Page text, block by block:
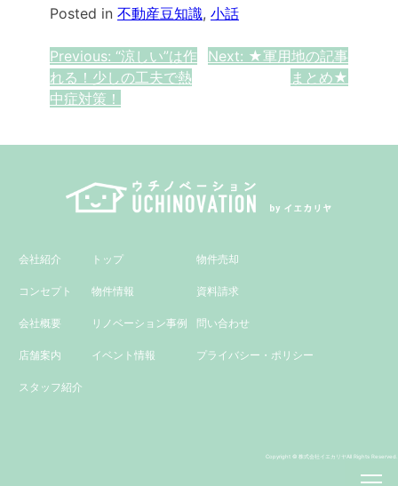
Posted in 不動産豆知識, 小話
投
稿
ゲ
シ
ョ
ン
Previous: “涼しい”は作
れる！少しの工夫で熱
中症対策！
Next: ★軍用地の記事
まとめ★
会社紹介
コンセプト
会社概要
店舗案内
スタッフ紹介
トップ
物件情報
リノベーション事例
イベント情報
物件売却
資料請求
問い合わせ
プライバシー・ポリシー
Copyright © 株式会社イエカリヤAll Rights Reserved.